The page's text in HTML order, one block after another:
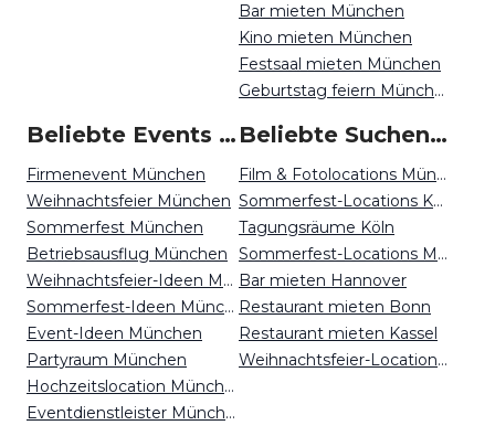
Bar mieten München
Kino mieten München
Festsaal mieten München
Geburtstag feiern München
Beliebte Events in München
Firmenevent München
Weihnachtsfeier München
Sommerfest München
Betriebsausflug München
Weihnachtsfeier-Ideen München
Sommerfest-Ideen München
Event-Ideen München
Partyraum München
Hochzeitslocation München
Eventdienstleister München
Beliebte Suchen auf Event Inc
Film & Fotolocations München
Sommerfest-Locations Köln
Tagungsräume Köln
Sommerfest-Locations München
Bar mieten Hannover
Restaurant mieten Bonn
Restaurant mieten Kassel
Weihnachtsfeier-Locations Essen